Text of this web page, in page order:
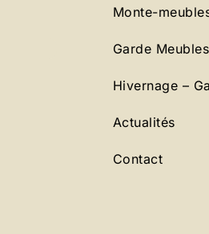
Monte-
Garde Meubles
Hivernage –
Actualités
Contact